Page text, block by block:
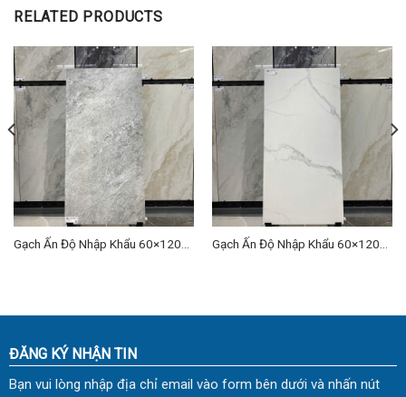
RELATED PRODUCTS
Gạch Ấn Độ Nhập Khẩu 60×120
Gạch Ấn Độ Nhập Khẩu 60×120
ĐĂNG KÝ NHẬN TIN
Bạn vui lòng nhập địa chỉ email vào form bên dưới và nhấn nút